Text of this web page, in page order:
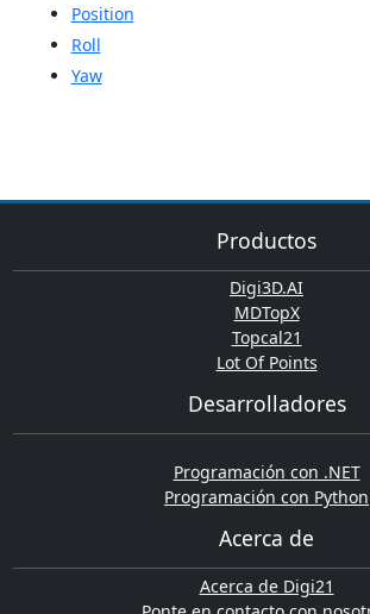
Position
Roll
Yaw
Productos
Digi3D.AI
MDTopX
Topcal21
Lot Of Points
Desarrolladores
Programación con .NET
Programación con Python
Acerca de
Acerca de Digi21